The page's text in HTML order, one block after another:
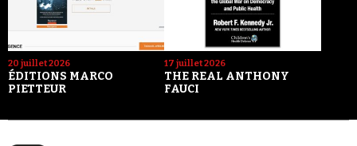
20 juillet 2026
ÉDITIONS MARCO
PIETTEUR
17 juillet 2026
THE REAL ANTHONY
FAUCI